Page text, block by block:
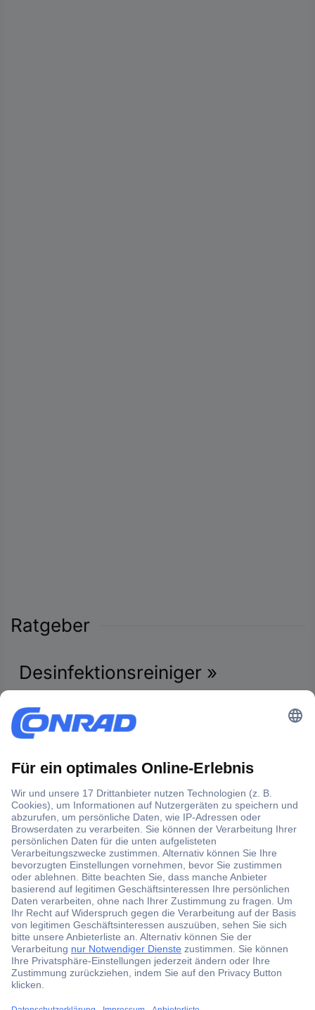
Ratgeber
Desinfektionsreiniger »
Hygienestandards erhöhen und
Mitarbeiter schützen
Desinfektionsreiniger sind unverzichtbar, um ein
hygienisches Umfeld zu schaffen und die Verbreitung von
Krankheitserregern einzudämmen. Ob im Haushalt, im Büro
oder in medizinischen Einrichtungen – diese kraftvollen
Reinigungsmittel entfernen nicht nur Schmutz und Flecken,
sondern töten auch Bakterien, Viren und Pilze ab. Doch
welcher Desinfektionsreiniger ist der richtige für Ihre
Bedürfnisse?
In unserem Ratgeber geben wir einen Überblick über
verschiedene Arten von Desinfektionsreinigern und
erklären, worauf beim Kauf zu achten ist.